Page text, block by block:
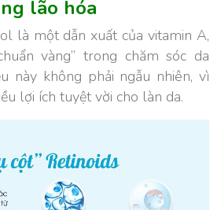
lão hóa
là một dẫn xuất của vitamin A,
vàng” trong chăm sóc da
này không phải ngẫu nhiên, vì
lợi ích tuyệt vời cho làn da.